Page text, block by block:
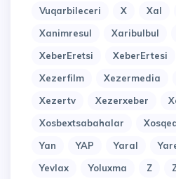
Vuqarbileceri
X Xal
Xanimresul
Xaribulbul
XeberEretsi
XeberErtesi
Xezerfilm
Xezermedia
Xezertv
Xezerxeber
Xosbextsabahalar
Yan
YAP Yaral
Yevlax
Yoluxma Z